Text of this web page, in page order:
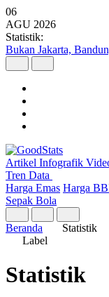
06
AGU 2026
Statistik:
Bukan Jakarta,
Artikel Infografik
Tren Data
Harga Emas Harga
Sepak Bola
Beranda
Statistik
Label
Statistik